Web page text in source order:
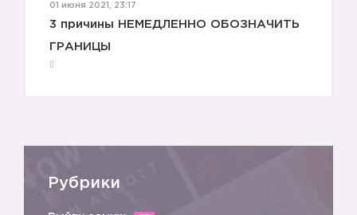
01 июня 2021, 23:17
3 причины НЕМЕДЛЕННО ОБОЗНАЧИТЬ
ГРАНИЦЫ
Рубрики